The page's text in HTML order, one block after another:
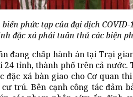
phức tạp của đại dịch
đặc xá phải tuân thủ các biện
đang chấp hành án tại Trại
24 tỉnh, thành phố trên cả
đặc xá bàn giao cho Cơ quan
trú. Bên cạnh công tác đảm